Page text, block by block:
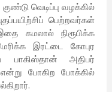
வெடிப்பு வழக்கில்
பெற்றவர்கள்
கமலால் நிரூபிக்க
இரட்டை கோபுர
பாகிஸ்தான் அதிபர்
என்று போகிற போக்கில்